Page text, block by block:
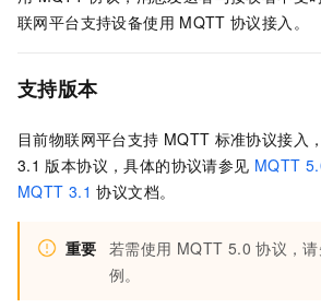
联网平台支持设备使用 MQTT 协议接入。
支持版本
目前物联网平台支持 MQTT 标准协议接入
3.1 版本协议，具体的协议请参见 MQTT
MQTT 3.1 协议文档。
重要 若需使用 MQTT 5.0 协议，
例。